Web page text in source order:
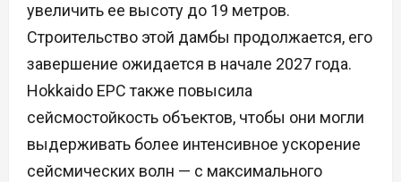
увеличить ее высоту до 19 метров.
Строительство этой дамбы продолжается, его
завершение ожидается в начале 2027 года.
Hokkaido EPC также повысила
сейсмостойкость объектов, чтобы они могли
выдерживать более интенсивное ускорение
сейсмических волн — с максимального